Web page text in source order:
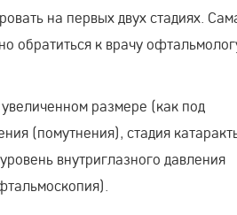
на первых двух стадиях.
обратиться к врачу
размере (как под
(помутнения), стадия
внутриглазного давления